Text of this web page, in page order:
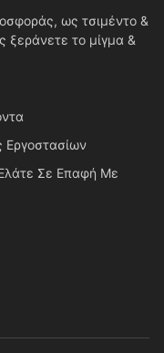
ως τσιμέντο &
ξεράνετε το μίγμα &
Εργοστασίων
Σε Επαφή Με